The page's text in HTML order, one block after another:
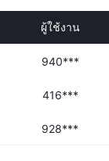
ผู้ใช้งาน
940***
416***
928***